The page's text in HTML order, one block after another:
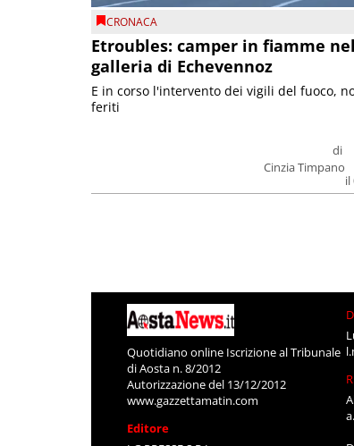
CRONACA
Etroubles: camper in fiamme
galleria di Echevennoz
di
Cinzia Timpano
il
E in corso l'intervento dei vigili del fuoco,
feriti
Quotidiano online Iscrizione al Tribunale
di Aosta n. 8/2012
Autorizzazione del 13/12/2012
www.gazzettamatin.com
Editore